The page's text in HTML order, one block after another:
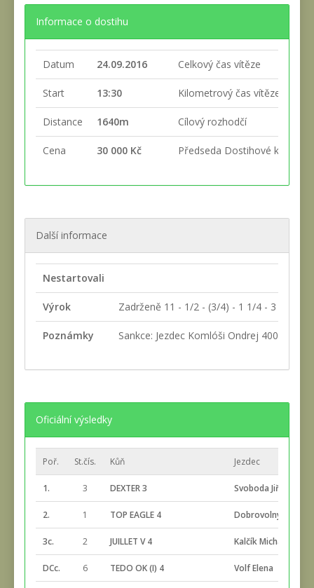
Informace o dostihu
Datum 24.09.2016 Celkový čas vítěze
Start 13:30 Kilometrový čas vítěze
Distance 1640m Cílový rozhodčí
Cena 30 000 Kč Předseda Dostihové komise
Další informace
Nestartovali
Výrok Zadrženě 11 - 1/2 - (3/4) - 1 1/4 - 3 1/2 -
Poznámky Sankce: Jezdec Komlóši Ondrej 400 Kč
Oficiální výsledky
Poř. St.čís. Kůň Jezdec
1. 3 DEXTER 3 Svoboda Jiří
2. 1 TOP EAGLE 4 Dobrovolný David
3c. 2 JUILLET V 4 Kalčík Michal
DCc. 6 TEDO OK (I) 4 Volf Elena